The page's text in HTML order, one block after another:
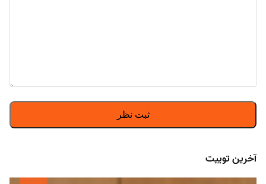
آخرین توییت